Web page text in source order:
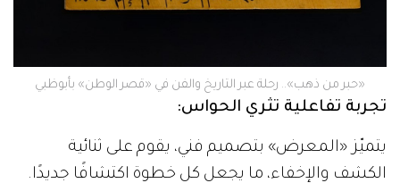
«حبر من ذهب».. رحلة عبر التاريخ والفن في «قصر الوطن» بأبوظبي
تجربة تفاعلية تثري الحواس:
يتميّز «المعرض» بتصميم فني، يقوم على ثنائية
الكشف والإخفاء، ما يجعل كل خطوة اكتشافًا جديدًا.